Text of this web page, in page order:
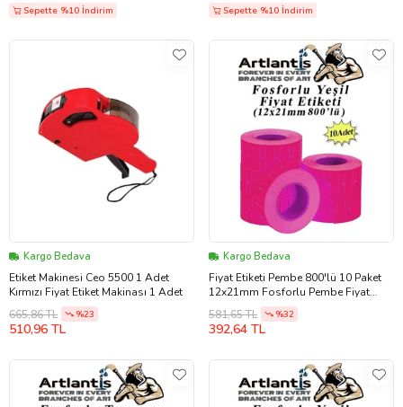
Sepette %10 İndirim Sepette %10 İndirim
Kargo Bedava
Etiket Makinesi Ceo 5500 1 Adet
Kırmızı Fiyat Etiket Makinası 1 Adet
665,86 TL
%23
510,96 TL
Kargo Bedava
Fiyat Etiketi Pembe 800'lü 10 Paket
12x21mm Fosforlu Pembe Fiyat
Etiketi Mx-5500 M5500 Hg979 Motex
Etiket Makinesi Yedeği
581,65 TL %32
392,64 TL